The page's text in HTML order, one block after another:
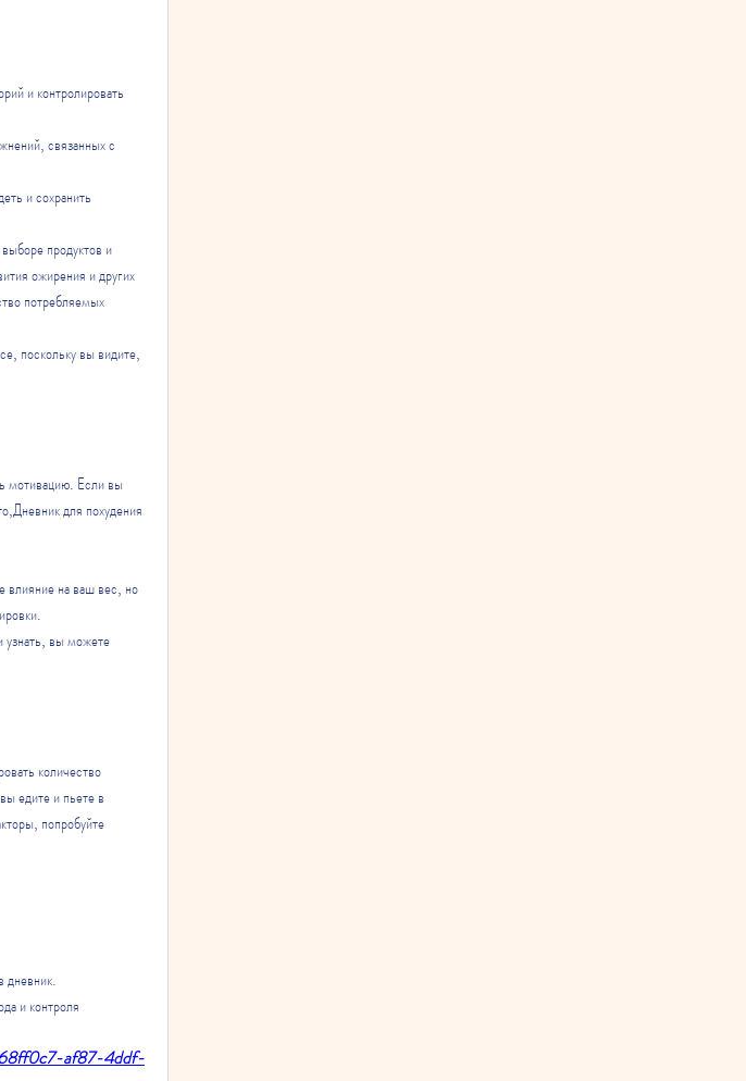
и контролировать
связанных с
и сохранить
продуктов и
ожирения и других
потребляемых
поскольку вы видите,
мотивацию. Если вы
для похудения
влияние на ваш вес, но
узнать, вы можете
количество
едите и пьете в
попробуйте
дневник.
и контроля
af87-4ddf-